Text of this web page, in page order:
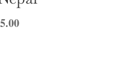
Praegune